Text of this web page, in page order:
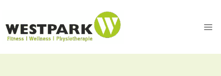
springen